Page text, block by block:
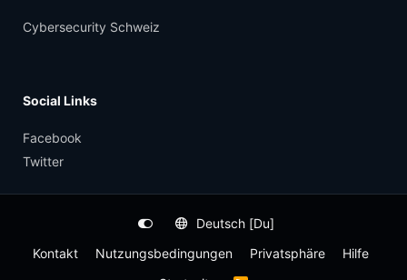
Cybersecurity Schweiz
Social Links
Facebook
Twitter
Deutsch [Du]
Kontakt
Nutzungsbedingungen Privatsphäre
Hilfe